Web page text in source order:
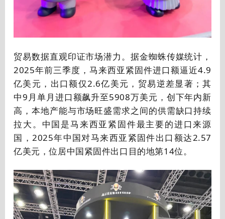
贸易数据直观印证市场潜力。据金蜘蛛传媒统计，
2025年前三季度，马来西亚紧固件进口额逼近4.9
亿美元，出口额仅2.6亿美元，贸易逆差显著；其
中9月单月进口额飙升至5908万美元，创下年内新
高，本地产能与市场旺盛需求之间的供需缺口持续
拉大。中国是马来西亚紧固件最主要的进口来源
国，2025年中国对马来西亚紧固件出口额达2.57
亿美元，位居中国紧固件出口目的地第14位。